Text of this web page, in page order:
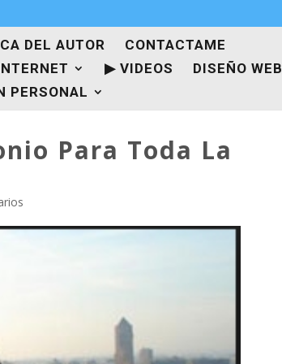
DEL AUTOR
CONTACTAME
▶ VIDEOS
DISEÑO WEB
PERSONAL
Para Toda La